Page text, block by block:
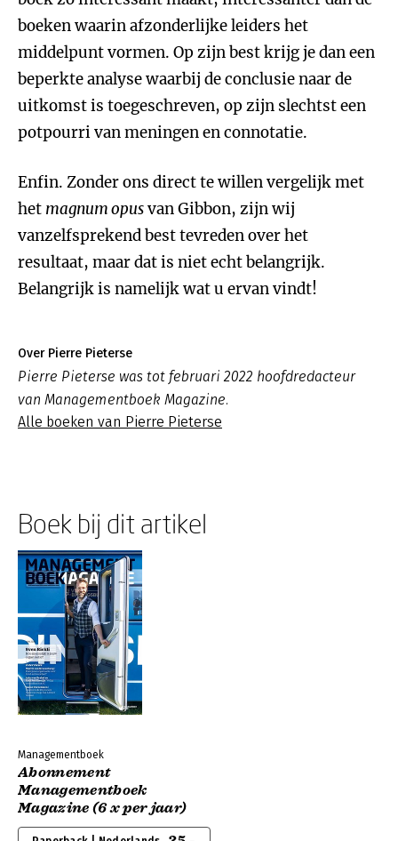
boeken waarin afzonderlijke leiders het
middelpunt vormen. Op zijn best krijg je dan een
beperkte analyse waarbij de conclusie naar de
uitkomst is toegeschreven, op zijn slechtst een
potpourri van meningen en connotatie.
Enfin. Zonder ons direct te willen vergelijk met
het magnum opusvan Gibbon, zijn wij
vanzelfsprekend best tevreden over het
resultaat, maar dat is niet echt belangrijk.
Belangrijk is namelijk wat u ervan vindt!
Over Pierre Pieterse
Pierre Pieterse was tot februari 2022 hoofdredacteur
van Managementboek Magazine.
Alle boeken van Pierre Pieterse
Boek bij dit artikel
Managementboek
Abonnement
Managementboek
Magazine (6 x per jaar)